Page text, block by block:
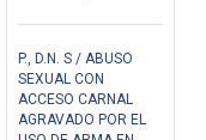
P., D.N. S / ABUSO
SEXUAL CON
ACCESO CARNAL
AGRAVADO POR EL